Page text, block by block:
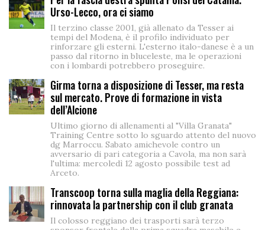
Urso-Lecco, ora ci siamo
Il terzino classe 2001, già allenato da Tesser ai
tempi del Modena, è il profilo individuato per
rinforzare gli esterni. L'esterno italo-danese è a un
passo dal ritorno in bluceleste, ma le operazioni
con i lombardi potrebbero proseguire.
Girma torna a disposizione di Tesser, ma resta
sul mercato. Prove di formazione in vista
dell’Alcione
Ultimo giorno di allenamenti al "Villa Granata"
Training Centre sotto lo sguardo attento del nuovo
dg Marroccu. Sabato amichevole contro un
avversario di pari categoria a Cavola, ma non sarà
l'ultima: mercoledì 12 agosto possibile test ad
Arceto.
Transcoop torna sulla maglia della Reggiana:
rinnovata la partnership con il club granata
Il colosso reggiano dei trasporti sarà terzo